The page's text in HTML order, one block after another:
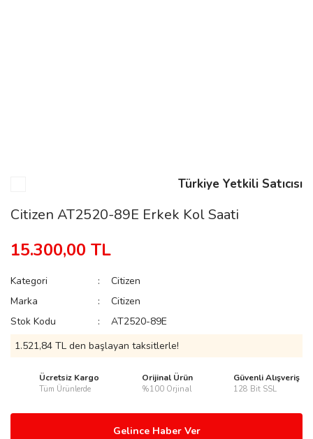
Türkiye Yetkili Satıcısı
Citizen AT2520-89E Erkek Kol Saati
15.300,00 TL
Kategori
Citizen
Marka
Citizen
Stok Kodu
AT2520-89E
1.521,84 TL den başlayan taksitlerle!
Ücretsiz Kargo
Tüm Ürünlerde
Orijinal Ürün
%100 Orjinal
Güvenli Alışveriş
128 Bit SSL
Gelince Haber Ver